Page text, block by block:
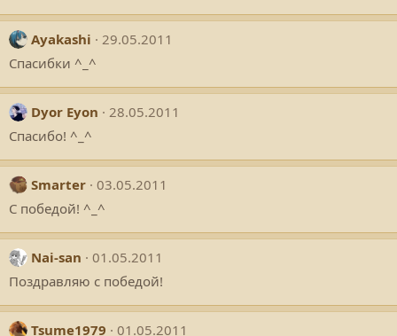
Ayakashi
29.05.2011
Спасибки ^_^
Dyor Eyon
28.05.2011
Спасибо! ^_^
Smarter 03.05.2011
С победой! ^_^
Nai-san
01.05.2011
Поздравляю с победой!
Tsume1979 01.05.2011